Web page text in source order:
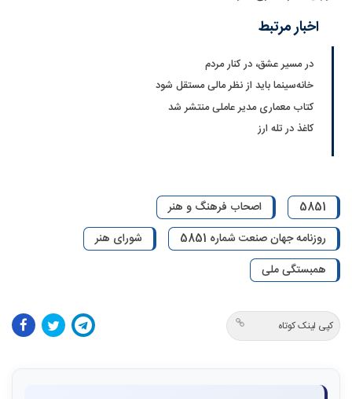
اخبار مرتبط
در مسیر عشق، در کنار مردم
خانه‌سینما باید از نظر مالی مستقل شود
کتاب معماری مدیر عاملی منتشر شد
کاغذ در تله ارز
5851
اصحاب فرهنگ و هنر
روزنامه جهان صنعت شماره 5851
شورای هنر
همبستگی ملی
کپی لینک کوتاه